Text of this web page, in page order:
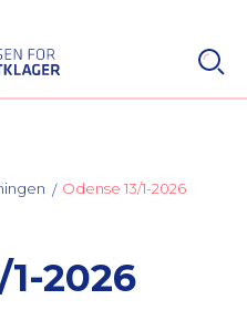
Odense 13/1-2026
1-2026